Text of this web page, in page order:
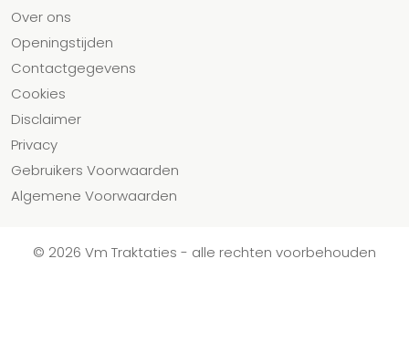
Over ons
Openingstijden
Contactgegevens
Cookies
Disclaimer
Privacy
Gebruikers Voorwaarden
Algemene Voorwaarden
© 2026 Vm Traktaties - alle rechten voorbehouden